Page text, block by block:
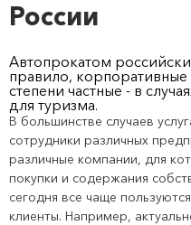
России
Автопрокатом
правило,
степени частные - в
для туризма.
В большинстве случаев
сотрудники различных
различные компании, для
покупки и содержания
сегодня все чаще
клиенты. Например,